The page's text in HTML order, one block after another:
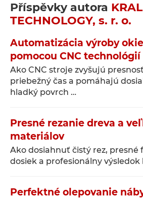
Příspěvky autora
TECHNOLOGY, s. r. o.
Automatizácia výroby
pomocou CNC technológií
Ako CNC stroje zvyšujú
priebežný čas a pomáhajú
hladký povrch …
Presné rezanie dreva a
materiálov
Ako dosiahnuť čistý rez, presné
dosiek a profesionálny
Perfektné olepovanie